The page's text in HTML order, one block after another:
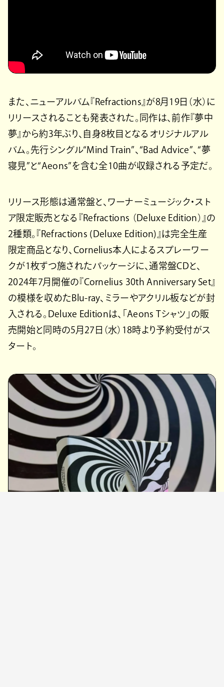
また、ニューアルバム『Refractions』が8月19日（水）に
リリースされることも発表された。同作は、前作『夢中
夢』から約3年ぶり、自身8枚目となるオリジナルアル
バム。先行シングル“Mind Train”、“Bad Advice”、“夢
寝見”と“Aeons”を含む全10曲が収録される予定だ。
リリース形態は通常盤と、ワーナーミュージック・スト
ア限定販売となる『Refractions （Deluxe Edition）』の
2種類。『Refractions (Deluxe Edition)』は完全生産
限定商品となり、Cornelius本人によるスプレーワー
クが1枚ずつ施されたパッケージに、通常盤CDと、
2024年7月開催の『Cornelius 30th Anniversary Set』
の模様を収めたBlu-ray、ミラーやアクリル板などが封
入される。Deluxe Editionは、「Aeons Tシャツ」の販
売開始と同時の5月27日（水）18時より予約受付がス
タート。